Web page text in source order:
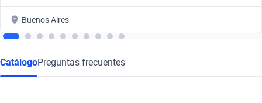
Buenos Aires
CatálogoPreguntas frecuentes